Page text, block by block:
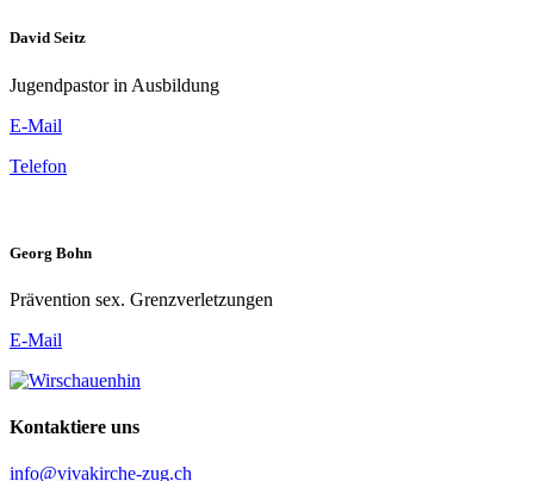
David Seitz
Jugendpastor in Ausbildung
E-Mail
Telefon
Georg Bohn
Prävention sex. Grenzverletzungen
E-Mail
Kontaktiere uns
info@vivakirche-zug.ch